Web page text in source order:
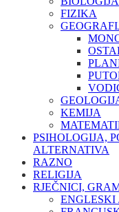
FIZIKA
KEMIJA
PSIHOLOGIJA,
ALTERNATIVA
RAZNO
RELIGIJA
RJEČNICI,
ENGLESKI